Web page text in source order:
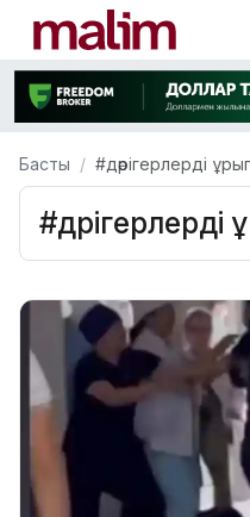
Басты #дәрігерлерді
#дәрігерлерді